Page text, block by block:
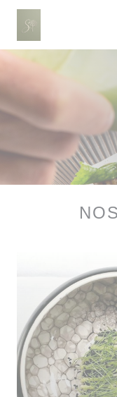
Painel de